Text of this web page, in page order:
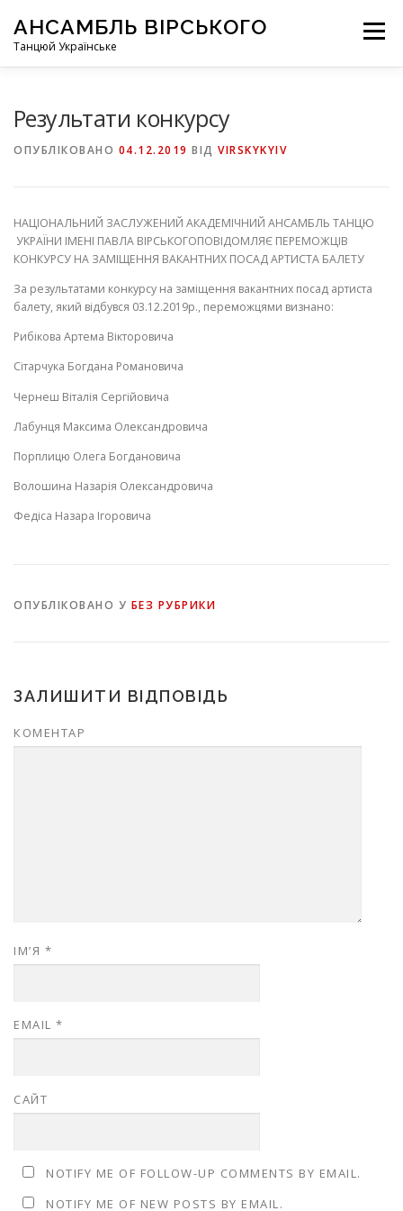
вмісту
АНСАМБЛЬ ВІРСЬКОГО
Танцюй Українське
Меню
Результати конкурсу
ОПУБЛІКОВАНО 04.12.2019 ВІД VIRSKYKYIV
НАЦІОНАЛЬНИЙ ЗАСЛУЖЕНИЙ АКАДЕМІЧНИЙ АНСАМБЛЬ ТАНЦЮ
УКРАЇНИ ІМЕНІ ПАВЛА ВІРСЬКОГОПОВІДОМЛЯЄ ПЕРЕМОЖЦІВ
КОНКУРСУ НА ЗАМІЩЕННЯ ВАКАНТНИХ ПОСАД АРТИСТА БАЛЕТУ
За результатами конкурсу на заміщення вакантних посад артиста
балету, який відбувся 03.12.2019р., переможцями визнано:
Рибікова Артема Вікторовича
Сітарчука Богдана Романовича
Чернеш Віталія Сергійовича
Лабунця Максима Олександровича
Порплицю Олега Богдановича
Волошина Назарія Олександровича
Федіса Назара Ігоровича
ОПУБЛІКОВАНО У БЕЗ РУБРИКИ
ЗАЛИШИТИ ВІДПОВІДЬ
КОМЕНТАР
ІМ’Я *
EMAIL *
САЙТ
NOTIFY ME OF FOLLOW-UP COMMENTS BY EMAIL.
NOTIFY ME OF NEW POSTS BY EMAIL.